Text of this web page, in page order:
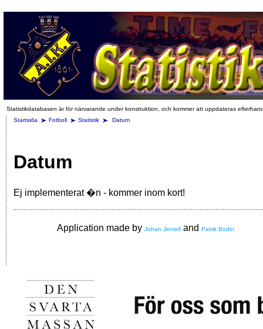
Statistikdatabasen är för närvarande under konstruktion, och kommer att uppdateras
Startsida
Fotboll Statistik Datum
Datum
Ej implementerat �n - kommer inom kort!
Application made by Johan Jentell and Patrik Bodin